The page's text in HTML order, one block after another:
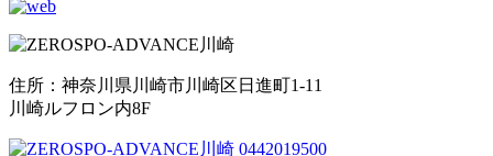
住所：神奈川県川崎市川崎区日進町1-11
川崎ルフロン内8F